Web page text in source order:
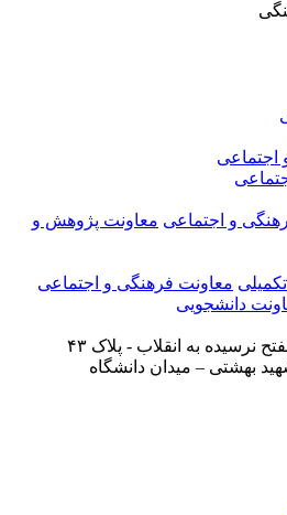
و اجتماعی معاونت پژوهش و
معاونت فرهنگی و اجتماعی
دانشجویی
نرسیده به انقلاب - پلاک ۴۳
بهشتی – میدان دانشگاه